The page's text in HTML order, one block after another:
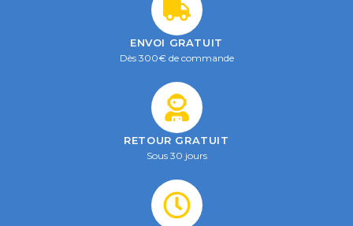
ENVOI GRATUIT
Dès 300€ de commande
RETOUR GRATUIT
Sous 30 jours